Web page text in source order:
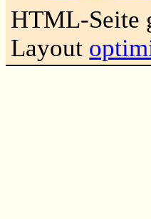
HTML-Seite
Layout